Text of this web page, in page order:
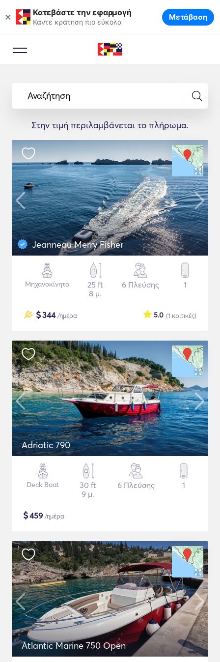
× Κατεβάστε την εφαρμογή
Κάντε κράτηση πιο εύκολα Μετάβαση
Αναζήτηση
Στην τιμή περιλαμβάνεται το πλήρωμα.
Jeanneau Merry Fisher
Μηχανοκίνητο
25 ft
8 μ.
6 Πλεύσης 1
$344/ημέρα (1 κριτικές)
5.0
Adriatic 790
Deck Boat
30 ft
9 μ.
6 Πλεύσης 1
$459 /ημέρα
Atlantic Marine 750 Open